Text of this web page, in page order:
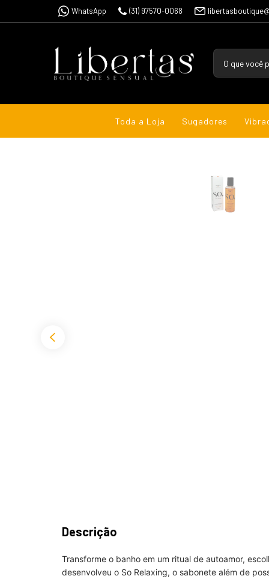
WhatsApp (31) 97570-0068
Toda a Loja Sugadores
Descrição
Transforme o banho em um ritual de autoamor,
desenvolveu o So Relaxing, o sabonete além de